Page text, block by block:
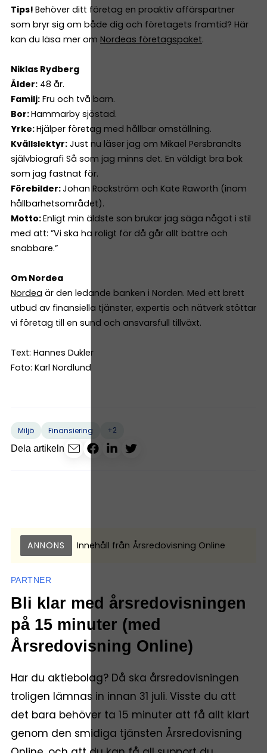
Tips! Behöver ditt företag en proaktiv affärspartner
som bryr sig om både dig och företagets framtid? Här
kan du läsa mer om Nordeas företagspaket.
Niklas Rydberg
Ålder: 48 år.
Familj: Fru och två barn.
Bor:Hammarby sjöstad.
Yrke:Hjälper företag med hållbar omställning.
Kvällslektyr: Just nu läser jag om Mikael Persbrandts
självbiografi Så som jag minns det. En väldigt bra bok
som jag fastnat för.
Förebilder:Johan Rockström och Kate Raworth (inom
hållbarhetsområdet).
Motto:Enligt min äldste son brukar jag säga något i stil
med att: ”Vi ska ha roligt för då går allt bättre och
snabbare.”
Om Nordea
Nordea är den ledande banken i Norden. Med ett brett
utbud av finansiella tjänster, expertis och nätverk stöttar
vi företag till en sund och ansvarsfull tillväxt.
Text: Hannes Dukler
Foto: Karl Nordlund
Miljö Finansiering
+2
Dela artikeln
ANNONS Innehåll från Årsredovisning Online
PARTNER
Bli klar med årsredovisningen
på 15 minuter (med
Årsredovisning Online)
Har du aktiebolag? Då ska årsredovisningen
troligen lämnas in innan 31 juli. Visste du att
det bara behöver ta 15 minuter att få allt klart
genom den smidiga tjänsten Årsredovisning